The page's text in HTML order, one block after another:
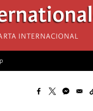
Internacional